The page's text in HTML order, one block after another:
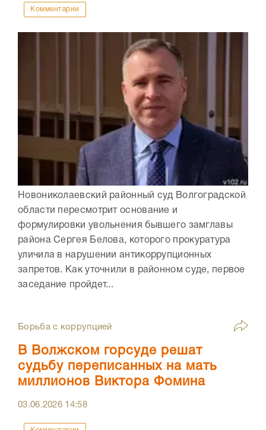
Комментарии
Новониколаевский районный суд Волгоградской
области пересмотрит основание и
формулировки увольнения бывшего замглавы
района Сергея Белова, которого прокуратура
уличила в нарушении антикоррупционных
запретов. Как уточнили в районном суде, первое
заседание пройдет...
Борьба с коррупцией
В Волжском горсуде решат
судьбу переписанных на мать
миллионов Виктора Фомина
03.06.2026 14:58